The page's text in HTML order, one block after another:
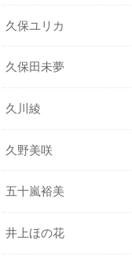
久保ユリカ
久保田未夢
久川綾
久野美咲
五十嵐裕美
井上ほの花